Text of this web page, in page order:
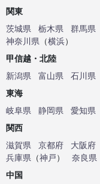
関東
茨城県
栃木県 群馬県
神奈川県 （横浜）
甲信越・北陸
新潟県
富山県 石川県
東海
岐阜県
静岡県 愛知県
関西
滋賀県
京都府 大阪府
兵庫県 （神戸） 奈良県
中国